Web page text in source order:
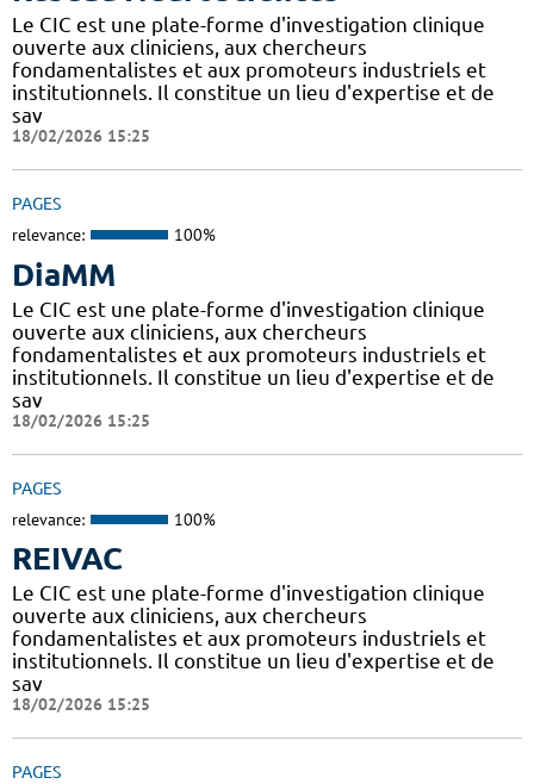
Le CIC est une plate-forme d'investigation clinique
ouverte aux cliniciens, aux chercheurs
fondamentalistes et aux promoteurs industriels et
institutionnels. Il constitue un lieu d'expertise et de
sav
18/02/2026 15:25
PAGES
relevance: 100%
DiaMM
Le CIC est une plate-forme d'investigation clinique
ouverte aux cliniciens, aux chercheurs
fondamentalistes et aux promoteurs industriels et
institutionnels. Il constitue un lieu d'expertise et de
sav
18/02/2026 15:25
PAGES
relevance: 100%
REIVAC
Le CIC est une plate-forme d'investigation clinique
ouverte aux cliniciens, aux chercheurs
fondamentalistes et aux promoteurs industriels et
institutionnels. Il constitue un lieu d'expertise et de
sav
18/02/2026 15:25
PAGES